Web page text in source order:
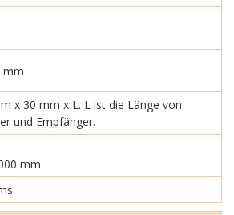
mm
x 30 mm x L. L ist die Länge von
und Empfänger.
mm